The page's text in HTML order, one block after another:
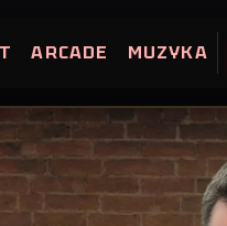
ARCADE MUZYKA